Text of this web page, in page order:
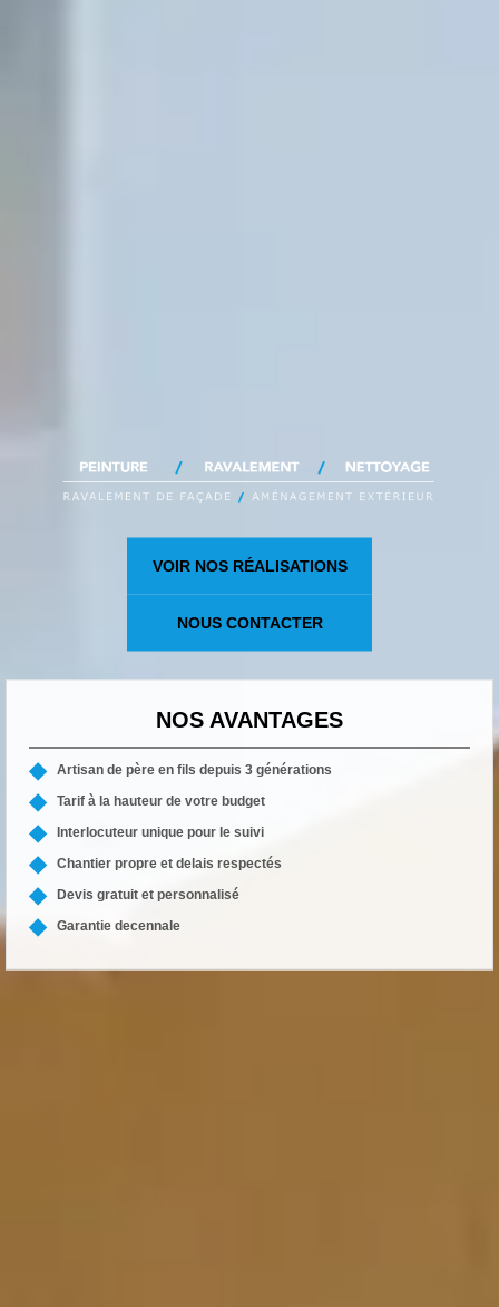
VOIR NOS RÉALISATIONS
NOUS CONTACTER
NOS AVANTAGES
Artisan de père en fils depuis 3 générations
Tarif à la hauteur de votre budget
Interlocuteur unique pour le suivi
Chantier propre et delais respectés
Devis gratuit et personnalisé
Garantie decennale